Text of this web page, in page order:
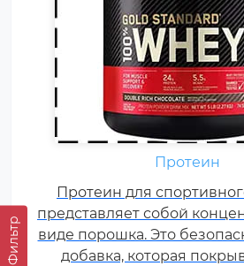
Фильтр
Протеин
Протеин для
представляет собой
виде порошка. Это
добавка, которая
незаменимые
соединения, которые
поступают в организм
белковой пищей.
Несбалансированное